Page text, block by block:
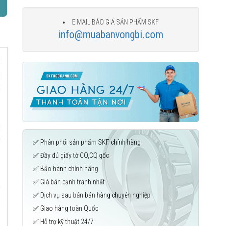
E MAIL BÁO GIÁ SẢN PHẨM SKF
info@muabanvongbi.com
✅ Phân phối sản phẩm SKF chính hãng
✅ Đầy đủ giấy tờ CO,CQ gốc
✅ Bảo hành chính hãng
✅ Giá bán cạnh tranh nhất
✅ Dịch vụ sau bán bán hàng chuyên nghiệp
✅ Giao hàng toàn Quốc
✅ Hỗ trợ kỹ thuật 24/7